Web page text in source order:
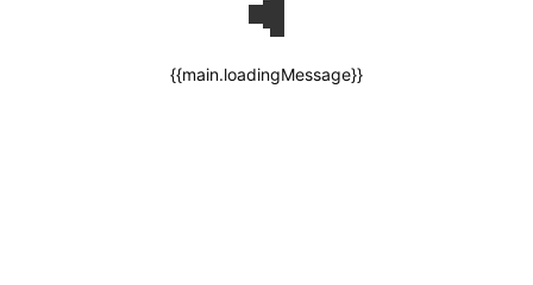
{{main.loadingMessage}}